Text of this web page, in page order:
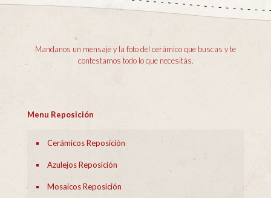
Mandanos un mensaje y la foto del cerámico que buscas y te
contestamos todo lo que necesitás.
Menu Reposición
Cerámicos Reposición
Azulejos Reposición
Mosaicos Reposición